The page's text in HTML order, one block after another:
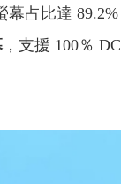
幕占比達
，支援 100％